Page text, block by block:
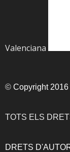
Valenciana
© Copyright 2016
TOTS ELS
DRETS